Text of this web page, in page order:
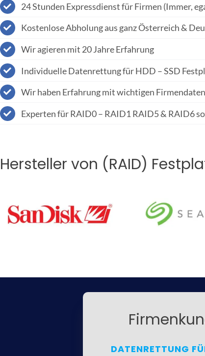
24 Stunden Expressdienst für Firmen (Immer,
Kostenlose Abholung aus ganz Österreich &
Wir agieren mit 20 Jahre Erfahrung
Individuelle Datenrettung für HDD – SSD
Wir haben Erfahrung mit wichtigen Firmendaten
Experten für RAID0 – RAID1 RAID5 & RAID6
Hersteller von (RAID)
DATENRETTUNG